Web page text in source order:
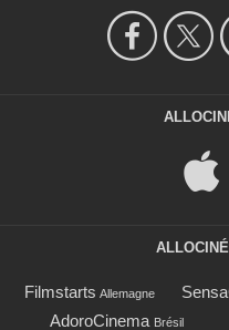
Filmstarts Allemagne
AdoroCinema Brésil